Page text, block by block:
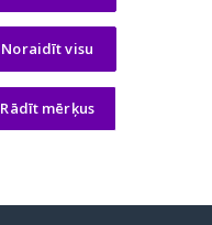
Noraidīt visu
Rādīt mērķus